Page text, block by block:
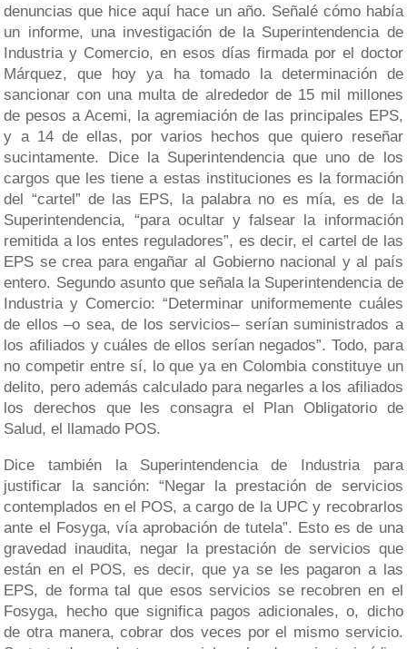
denuncias que hice aquí hace un año. Señalé cómo había
un informe, una investigación de la Superintendencia de
Industria y Comercio, en esos días firmada por el doctor
Márquez, que hoy ya ha tomado la determinación de
sancionar con una multa de alrededor de 15 mil millones
de pesos a Acemi, la agremiación de las principales EPS,
y a 14 de ellas, por varios hechos que quiero reseñar
sucintamente. Dice la Superintendencia que uno de los
cargos que les tiene a estas instituciones es la formación
del “cartel” de las EPS, la palabra no es mía, es de la
Superintendencia, “para ocultar y falsear la información
remitida a los entes reguladores”, es decir, el cartel de las
EPS se crea para engañar al Gobierno nacional y al país
entero. Segundo asunto que señala la Superintendencia de
Industria y Comercio: “Determinar uniformemente cuáles
de ellos –o sea, de los servicios– serían suministrados a
los afiliados y cuáles de ellos serían negados”. Todo, para
no competir entre sí, lo que ya en Colombia constituye un
delito, pero además calculado para negarles a los afiliados
los derechos que les consagra el Plan Obligatorio de
Salud, el llamado POS.
Dice también la Superintendencia de Industria para
justificar la sanción: “Negar la prestación de servicios
contemplados en el POS, a cargo de la UPC y recobrarlos
ante el Fosyga, vía aprobación de tutela”. Esto es de una
gravedad inaudita, negar la prestación de servicios que
están en el POS, es decir, que ya se les pagaron a las
EPS, de forma tal que esos servicios se recobren en el
Fosyga, hecho que significa pagos adicionales, o, dicho
de otra manera, cobrar dos veces por el mismo servicio.